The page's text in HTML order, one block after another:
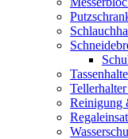
Reinigung